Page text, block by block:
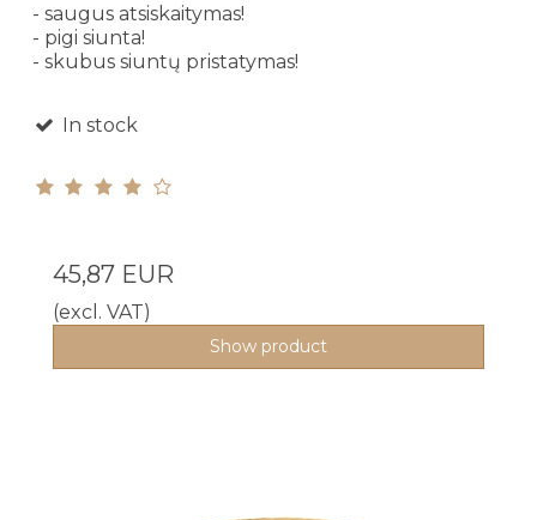
- saugus atsiskaitymas!
- pigi siunta!
- skubus siuntų pristatymas!
In stock
45,87 EUR
(excl. VAT)
Show product